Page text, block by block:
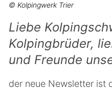
© Kolpingwerk Trier
Liebe
Kolpingbrüder,
und Freunde
der neue Newsletter ist